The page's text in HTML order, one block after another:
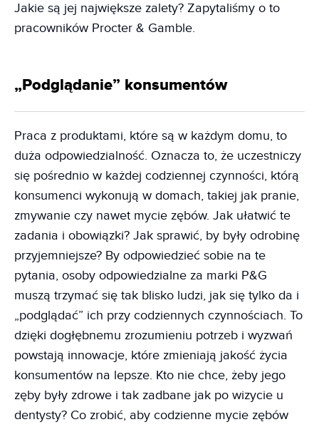
Jakie są jej największe zalety? Zapytaliśmy o to
pracowników Procter & Gamble.
„Podglądanie” konsumentów
Praca z produktami, które są w każdym domu, to
duża odpowiedzialność. Oznacza to, że uczestniczy
się pośrednio w każdej codziennej czynności, którą
konsumenci wykonują w domach, takiej jak pranie,
zmywanie czy nawet mycie zębów. Jak ułatwić te
zadania i obowiązki? Jak sprawić, by były odrobinę
przyjemniejsze? By odpowiedzieć sobie na te
pytania, osoby odpowiedzialne za marki P&G
muszą trzymać się tak blisko ludzi, jak się tylko da i
„podglądać” ich przy codziennych czynnościach. To
dzięki dogłębnemu zrozumieniu potrzeb i wyzwań
powstają innowacje, które zmieniają jakość życia
konsumentów na lepsze. Kto nie chce, żeby jego
zęby były zdrowe i tak zadbane jak po wizycie u
dentysty? Co zrobić, aby codzienne mycie zębów